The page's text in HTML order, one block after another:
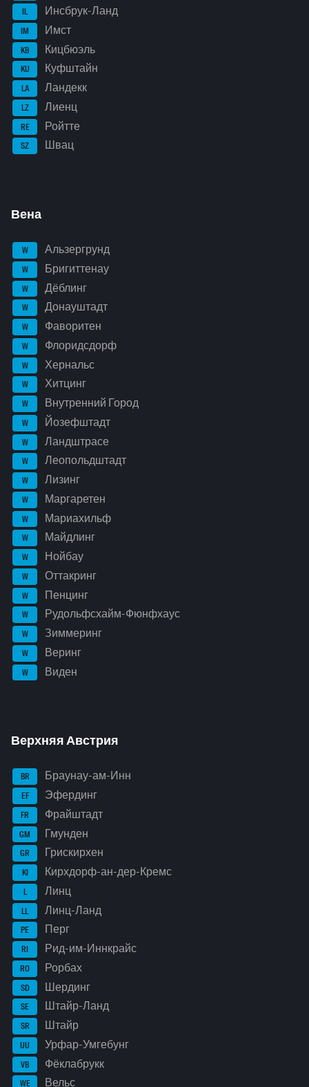
IL Инсбрук-Ланд
IM Имст
KB Кицбюэль
KU Куфштайн
LA Ландекк
LZ Лиенц
RE Ройтте
SZ Швац
Вена
W Альзергрунд
W Бригиттенау
W Дёблинг
W Донауштадт
W Фаворитен
W Флоридсдорф
W Хернальс
W Хитцинг
W Внутренний Город
W Йозефштадт
W Ландштрасе
W Леопольдштадт
W Лизинг
W Маргаретен
W Мариахильф
W Майдлинг
W Нойбау
W Оттакринг
W Пенцинг
W Рудольфсхайм-Фюнфхаус
W Зиммеринг
W Веринг
W Виден
Верхняя Австрия
BR Браунау-ам-Инн
EF Эфердинг
FR Фрайштадт
GM Гмунден
GR Грискирхен
KI Кирхдорф-ан-дер-Кремс
L Линц
LL Линц-Ланд
PE Перг
RI Рид-им-Иннкрайс
RO Рорбах
SD Шердинг
SE Штайр-Ланд
SR Штайр
UU Урфар-Умгебунг
VB Фёклабрукк
WE Вельс